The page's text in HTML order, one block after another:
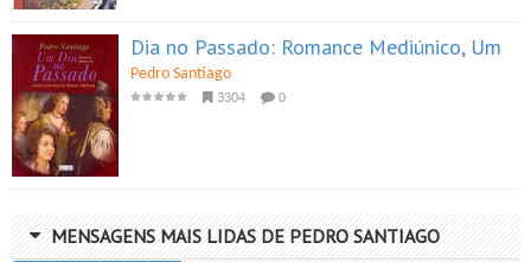
Dia no Passado: Romance Mediúnico, Um
Pedro Santiago
3304 0
MENSAGENS MAIS LIDAS DE PEDRO SANTIAGO